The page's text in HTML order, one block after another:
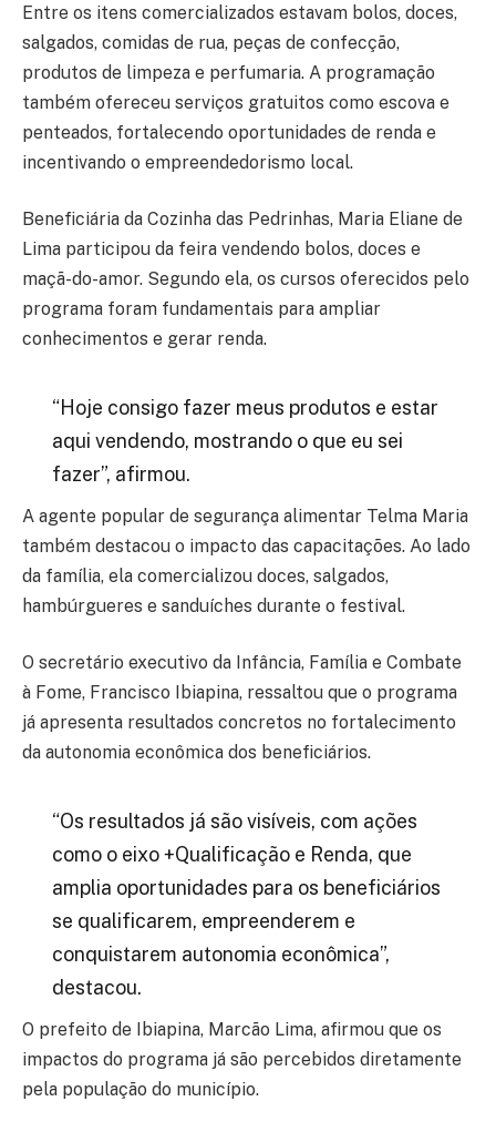
Entre os itens comercializados estavam bolos, doces,
salgados, comidas de rua, peças de confecção,
produtos de limpeza e perfumaria. A programação
também ofereceu serviços gratuitos como escova e
penteados, fortalecendo oportunidades de renda e
incentivando o empreendedorismo local.
Beneficiária da Cozinha das Pedrinhas, Maria Eliane de
Lima participou da feira vendendo bolos, doces e
maçã-do-amor. Segundo ela, os cursos oferecidos pelo
programa foram fundamentais para ampliar
conhecimentos e gerar renda.
“Hoje consigo fazer meus produtos e estar
aqui vendendo, mostrando o que eu sei
fazer”, afirmou.
A agente popular de segurança alimentar Telma Maria
também destacou o impacto das capacitações. Ao lado
da família, ela comercializou doces, salgados,
hambúrgueres e sanduíches durante o festival.
O secretário executivo da Infância, Família e Combate
à Fome, Francisco Ibiapina, ressaltou que o programa
já apresenta resultados concretos no fortalecimento
da autonomia econômica dos beneficiários.
“Os resultados já são visíveis, com ações
como o eixo +Qualificação e Renda, que
amplia oportunidades para os beneficiários
se qualificarem, empreenderem e
conquistarem autonomia econômica”,
destacou.
O prefeito de Ibiapina, Marcão Lima, afirmou que os
impactos do programa já são percebidos diretamente
pela população do município.